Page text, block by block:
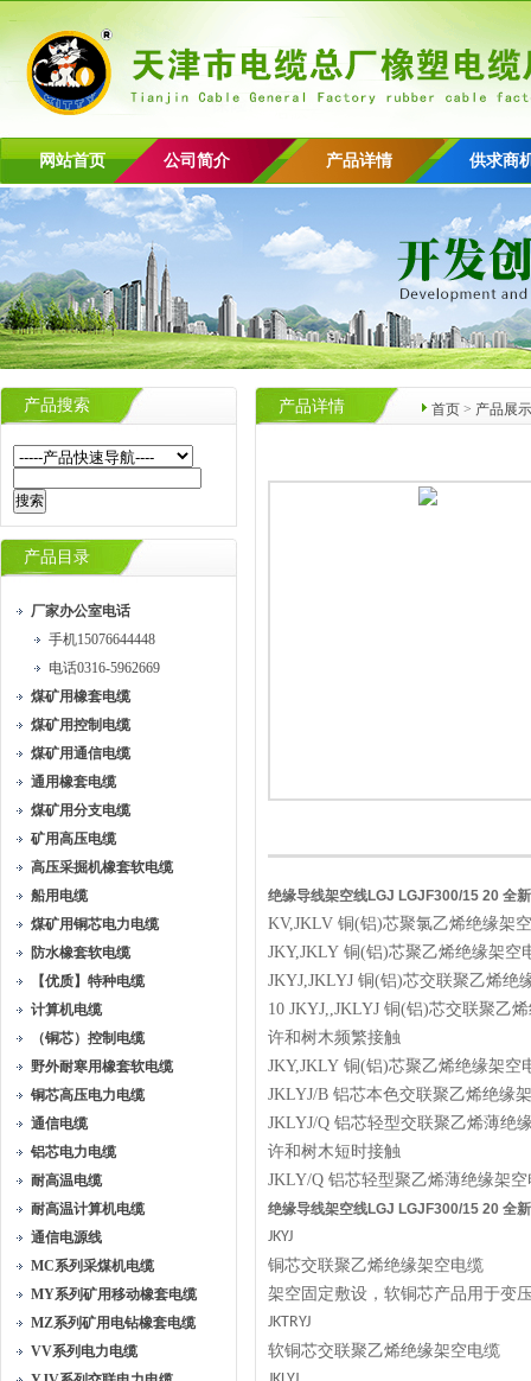
网站首页 公司简介 产品详情 供求商
产品搜索
产品目录
厂家办公室电话
手机15076644448
电话0316-5962669
煤矿用橡套电缆
煤矿用控制电缆
煤矿用通信电缆
通用橡套电缆
煤矿用分支电缆
矿用高压电缆
高压采掘机橡套软电缆
船用电缆
煤矿用铜芯电力电缆
防水橡套软电缆
【优质】特种电缆
计算机电缆
（铜芯）控制电缆
野外耐寒用橡套软电缆
铜芯高压电力电缆
通信电缆
铝芯电力电缆
耐高温电缆
耐高温计算机电缆
通信电源线
MC系列采煤机电缆
MY系列矿用移动橡套电缆
MZ系列矿用电钻橡套电缆
VV系列电力电缆
首页 > 产品展示
产品详情
绝缘导线架空线LGJ LGJF300/15 20 全
KV,JKLV 铜(铝)芯聚氯乙烯绝缘架
JKY,JKLY 铜(铝)芯聚乙烯绝缘架空
JKYJ,JKLYJ 铜(铝)芯交联聚乙烯绝
10 JKYJ,,JKLYJ 铜(铝)芯交联聚乙
许和树木频繁接触
JKY,JKLY 铜(铝)芯聚乙烯绝缘架空
JKLYJ/B 铝芯本色交联聚乙烯绝缘
JKLYJ/Q 铝芯轻型交联聚乙烯薄绝
许和树木短时接触
JKLY/Q 铝芯轻型聚乙烯薄绝缘架空
绝缘导线架空线LGJ LGJF300/15 20 全
JKYJ
铜芯交联聚乙烯绝缘架空电缆
架空固定敷设，软铜芯产品用于变
JKTRYJ
软铜芯交联聚乙烯绝缘架空电缆